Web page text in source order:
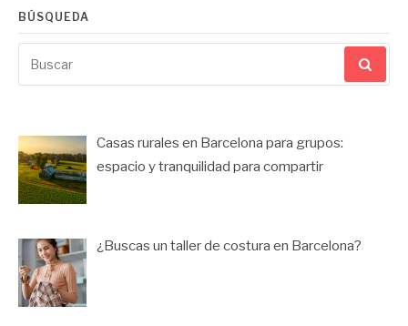
BÚSQUEDA
por:
Casas rurales en Barcelona para grupos:
espacio y tranquilidad para compartir
¿Buscas un taller de costura en Barcelona?